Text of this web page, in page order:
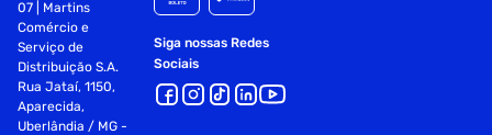
07 | Martins
Comércio e
Serviço de
Distribuição S.A.
Rua Jataí, 1150,
Aparecida,
Uberlândia / MG -
Siga nossas Redes
Sociais